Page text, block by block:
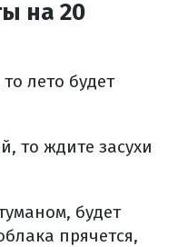
на 20
лето будет
то ждите засухи
будет
прячется,